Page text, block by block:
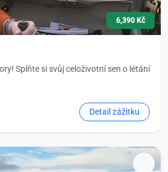
6,390 Kč
Splňte si svůj celoživotní sen o létání
Detail zážitku